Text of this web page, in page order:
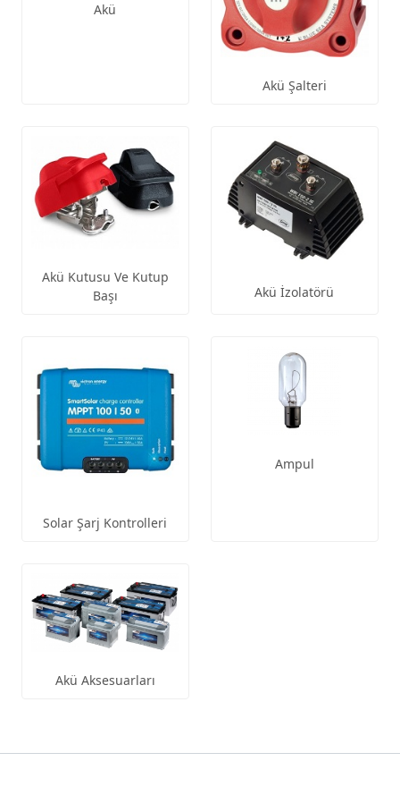
Akü
Akü Şalteri
Akü Kutusu Ve Kutup
Başı
Akü İzolatörü
Solar Şarj Kontrolleri
Ampul
Akü Aksesuarları